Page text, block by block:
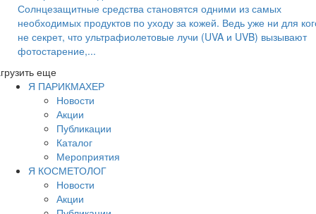
Солнцезащитные средства становятся одними из самых
необходимых продуктов по уходу за кожей. Ведь уже ни для
не секрет, что ультрафиолетовые лучи (UVA и UVB) вызывают
фотостарение,...
еще
Я ПАРИКМАХЕР
Новости
Акции
Публикации
Каталог
Мероприятия
Я КОСМЕТОЛОГ
Новости
Акции